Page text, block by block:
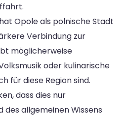
Opole als polnische Stadt
Verbindung zur
möglicherweise
oder kulinarische
für diese Region sind.
dass dies nur
allgemeinen Wissens